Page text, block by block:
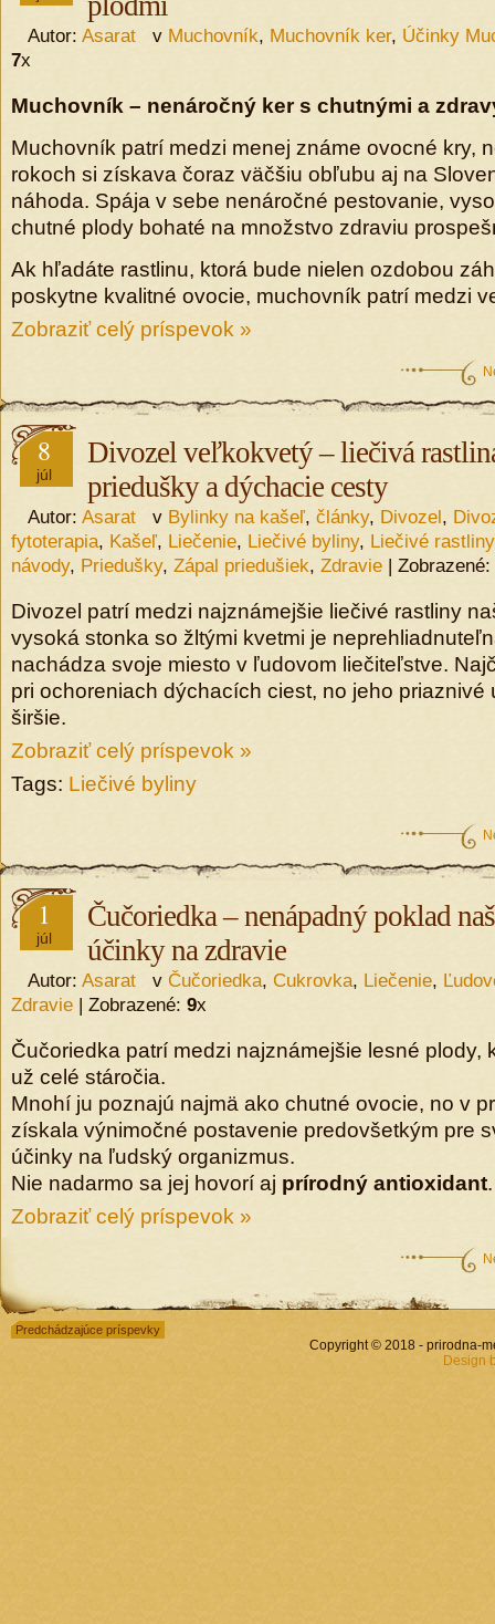
Autor: Asarat v Muchovník, Muchovník ker, Účinky
7x
Muchovník – nenáročný ker s chutnými a
Muchovník patrí medzi menej známe ovocné kry,
rokoch si získava čoraz väčšiu obľubu aj na
náhoda. Spája v sebe nenáročné pestovanie,
chutné plody bohaté na množstvo zdraviu
Ak hľadáte rastlinu, ktorá bude nielen ozdobou
poskytne kvalitné ovocie, muchovník patrí medzi
Zobraziť celý príspevok »
8
júl
Divozel veľkokvetý – liečivá
priedušky a dýchacie cesty
Autor: Asarat v Bylinky na kašeľ, články, Divozel,
fytoterapia, Kašeľ, Liečenie, Liečivé byliny, Liečivé rastliny
návody, Priedušky, Zápal priedušiek, Zdravie | Zobrazené:
Divozel patrí medzi najznámejšie liečivé rastliny
vysoká stonka so žltými kvetmi je
nachádza svoje miesto v ľudovom liečiteľstve.
pri ochoreniach dýchacích ciest, no jeho priaznivé
širšie.
Zobraziť celý príspevok »
Tags: Liečivé byliny
1
júl
Čučoriedka – nenápadný poklad
účinky na zdravie
Autor: Asarat v Čučoriedka, Cukrovka, Liečenie,
Zdravie | Zobrazené: 9x
Čučoriedka patrí medzi najznámejšie lesné plody,
už celé stáročia.
Mnohí ju poznajú najmä ako chutné ovocie, no v
získala výnimočné postavenie predovšetkým pre
účinky na ľudský organizmus.
Nie nadarmo sa jej hovorí aj prírodný antioxidant.
Zobraziť celý príspevok »
Predchádzajúce príspevky
Copyright © 2018 - prirodna-
Design